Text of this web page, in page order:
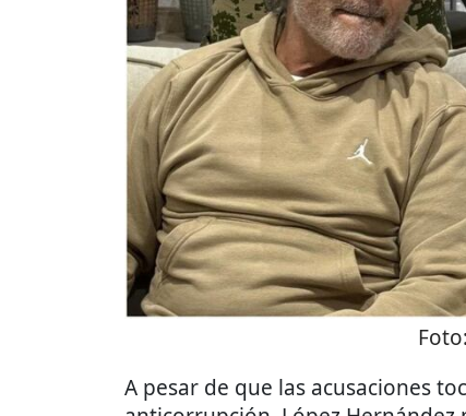
Foto:
A pesar de que las acusaciones